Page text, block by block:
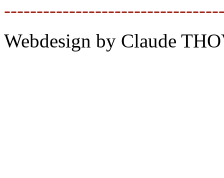
Webdesign by Claude